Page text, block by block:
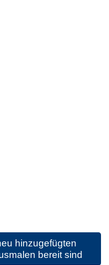
hinzugefügten
bereit sind